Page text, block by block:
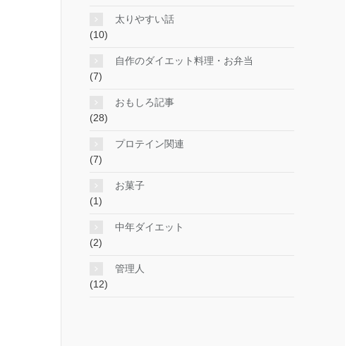
太りやすい話
(10)
自作のダイエット料理・お弁当
(7)
おもしろ記事
(28)
プロテイン関連
(7)
お菓子
(1)
中年ダイエット
(2)
管理人
(12)